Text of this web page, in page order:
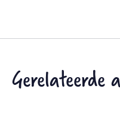
Gerelateerde